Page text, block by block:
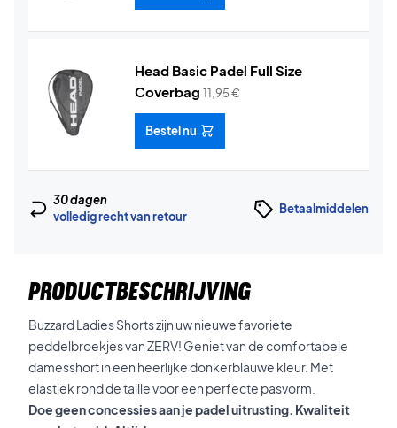
Head Basic Padel Full Size
Coverbag 11,95€
Bestel nu
30 dagen
volledig recht van retour
Betaalmiddelen
PRODUCTBESCHRIJVING
Buzzard Ladies Shorts zijn uw nieuwe favoriete
peddelbroekjes van ZERV! Geniet van de comfortabele
damesshort in een heerlijke donkerblauwe kleur. Met
elastiek rond de taille voor een perfecte pasvorm.
Doe geen concessies aan je padel uitrusting. Kwaliteit